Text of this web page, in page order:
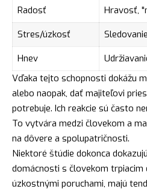
Radosť
Hravosť,
Stres/úzkosť
Hnev
Vďaka tejto schopnosti dokážu
alebo naopak, dať majiteľovi
potrebuje. Ich reakcie sú často
To vytvára medzi človekom a
na dôvere a spolupatričnosti.
Niektoré štúdie dokonca
domácnosti s človekom trpiacim
úzkostnými poruchami, majú